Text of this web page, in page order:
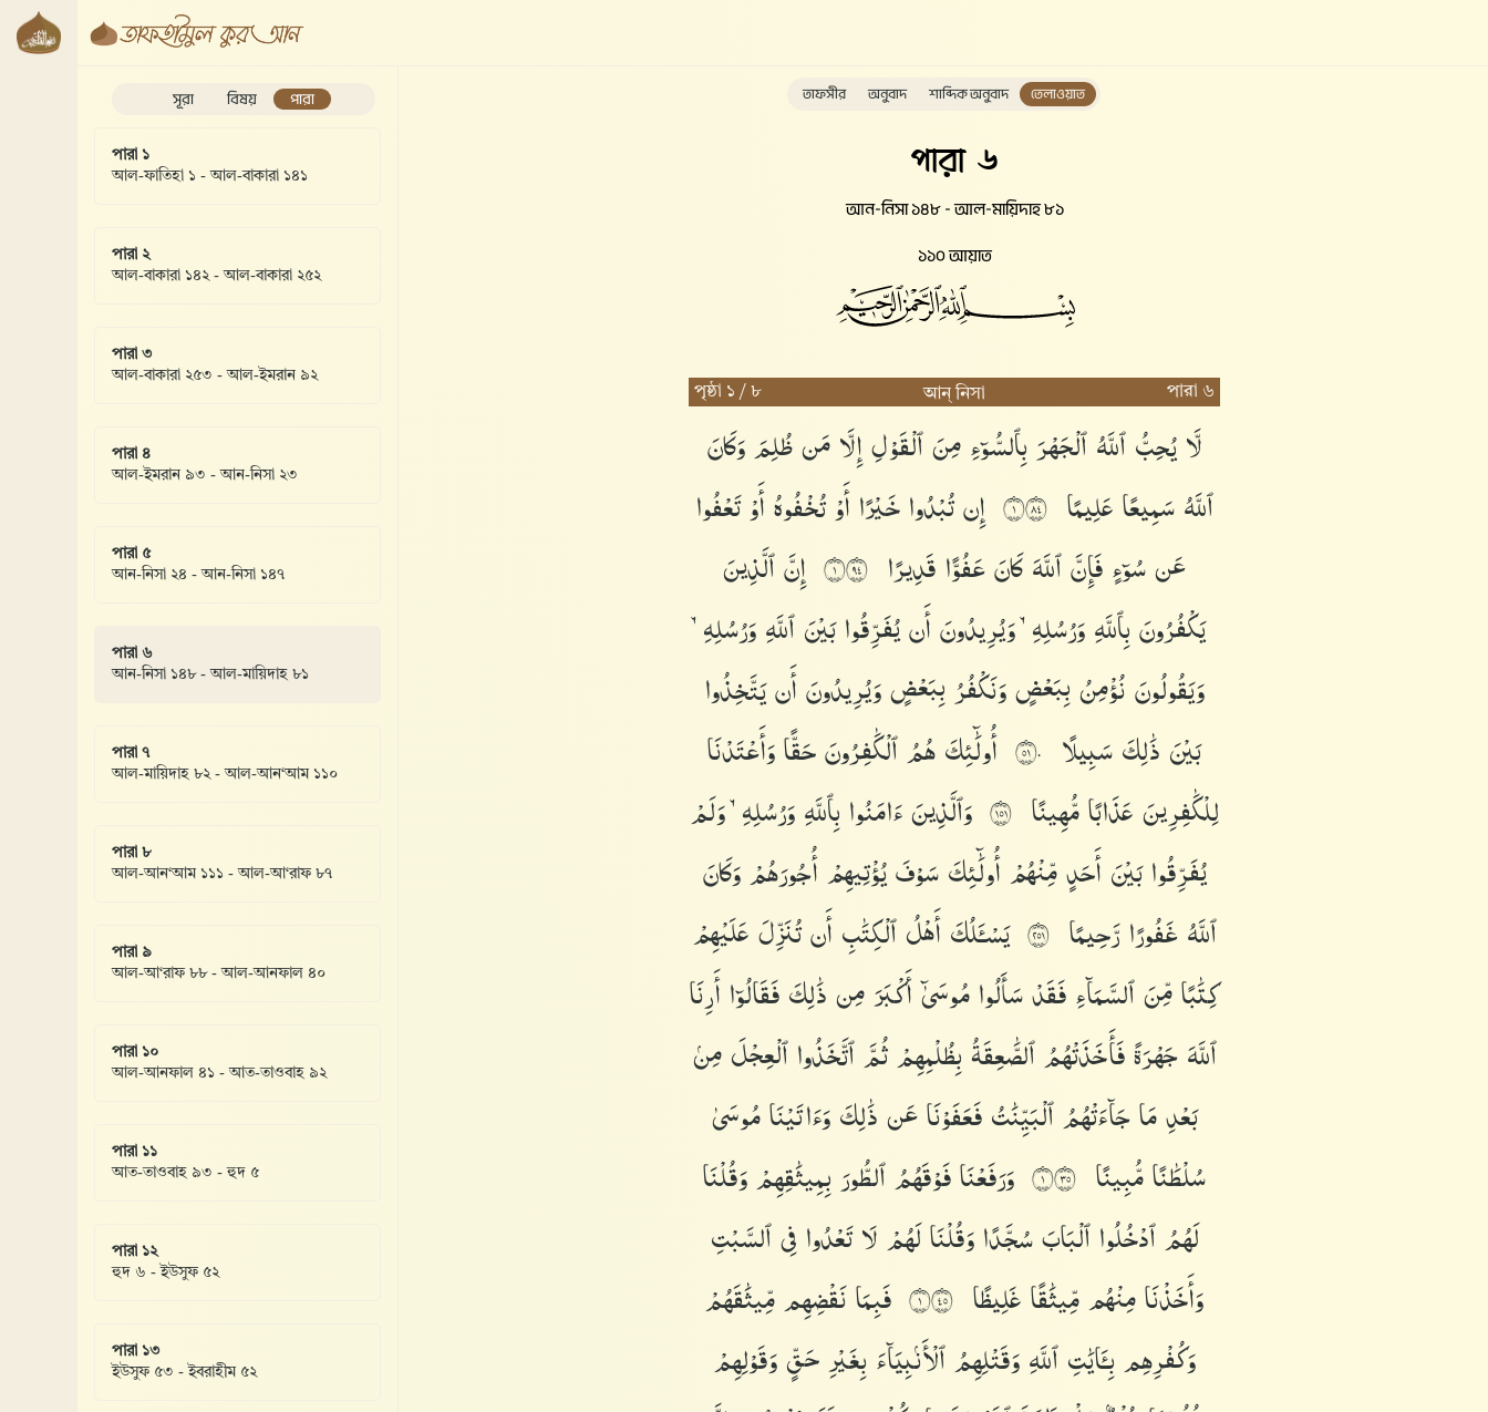
সূরা বিষয় পারা
পারা ১
আল-ফাতিহা ১ - আল-বাকারা ১৪১
পারা ২
আল-বাকারা ১৪২ - আল-বাকারা ২৫২
পারা ৩
আল-বাকারা ২৫৩ - আল-ইমরান ৯২
পারা ৪
আল-ইমরান ৯৩ - আন-নিসা ২৩
পারা ৫
আন-নিসা ২৪ - আন-নিসা ১৪৭
পারা ৬
আন-নিসা ১৪৮ - আল-মায়িদাহ ৮১
পারা ৭
আল-মায়িদাহ ৮২ - আল-আন‘আম ১১০
পারা ৮
আল-আন‘আম ১১১ - আল-আ‘রাফ ৮৭
পারা ৯
আল-আ‘রাফ ৮৮ - আল-আনফাল ৪০
পারা ১০
আল-আনফাল ৪১ - আত-তাওবাহ ৯২
পারা ১১
আত-তাওবাহ ৯৩ - হুদ ৫
পারা ১২
হুদ ৬ - ইউসুফ ৫২
পারা ১৩
ইউসুফ ৫৩ - ইবরাহীম ৫২
তাফসীর অনুবাদ শাব্দিক অনুবাদ তেলাওয়াত
পারা ৬
আন-নিসা ১৪৮ - আল-মায়িদাহ ৮১
১১০ আয়াত
আন্ নিসা
পৃষ্ঠা ১ / ৮ পারা ৬
لَّايُحِبُّٱللَّهُٱلْجَهْرَبِٱلسُّوٓءِمِنَٱلْقَوْلِإِلَّامَنظُلِمَوَكَانَ
ٱللَّهُسَمِيعًاعَلِيمًا ١٤٨ إِنتُبْدُوا۟خَيْرًاأَوْتُخْفُوهُأَوْتَعْفُوا۟
عَنسُوٓءٍفَإِنَّٱللَّهَكَانَعَفُوًّاقَدِيرًا ١٤٩ إِنَّٱلَّذِينَ
يَكْفُرُونَبِٱللَّهِوَرُسُلِهِۦوَيُرِيدُونَأَنيُفَرِّقُوا۟بَيْنَٱللَّهِوَرُسُلِهِۦ
وَيَقُولُونَنُؤْمِنُبِبَعْضٍوَنَكْفُرُبِبَعْضٍوَيُرِيدُونَأَنيَتَّخِذُوا۟
بَيْنَذَٰلِكَسَبِيلًا ١٥٠ أُو۟لَٰٓئِكَهُمُٱلْكَٰفِرُونَحَقًّاوَأَعْتَدْنَا
لِلْكَٰفِرِينَعَذَابًامُّهِينًا ١٥١ وَٱلَّذِينَءَامَنُوا۟بِٱللَّهِوَرُسُلِهِۦوَلَمْ
يُفَرِّقُوا۟بَيْنَأَحَدٍمِّنْهُمْأُو۟لَٰٓئِكَسَوْفَيُؤْتِيهِمْأُجُورَهُمْوَكَانَ
ٱللَّهُغَفُورًارَّحِيمًا ١٥٢ يَسْـَٔلُكَأَهْلُٱلْكِتَٰبِأَنتُنَزِّلَعَلَيْهِمْ
كِتَٰبًامِّنَٱلسَّمَآءِفَقَدْسَأَلُوا۟مُوسَىٰٓأَكْبَرَمِنذَٰلِكَفَقَالُوٓا۟أَرِنَا
ٱللَّهَجَهْرَةًفَأَخَذَتْهُمُٱلصَّٰعِقَةُبِظُلْمِهِمْثُمَّٱتَّخَذُوا۟ٱلْعِجْلَمِنۢ
بَعْدِمَاجَآءَتْهُمُٱلْبَيِّنَٰتُفَعَفَوْنَاعَنذَٰلِكَوَءَاتَيْنَامُوسَىٰ
سُلْطَٰنًامُّبِينًا ١٥٣ وَرَفَعْنَافَوْقَهُمُٱلطُّورَبِمِيثَٰقِهِمْوَقُلْنَا
لَهُمُٱدْخُلُوا۟ٱلْبَابَسُجَّدًاوَقُلْنَالَهُمْلَاتَعْدُوا۟فِىٱلسَّبْتِ
وَأَخَذْنَامِنْهُممِّيثَٰقًاغَلِيظًا ١٥٤ فَبِمَانَقْضِهِممِّيثَٰقَهُمْ
وَكُفْرِهِمبِـَٔايَٰتِٱللَّهِوَقَتْلِهِمُٱلْأَنۢبِيَآءَبِغَيْرِحَقٍّوَقَوْلِهِمْ